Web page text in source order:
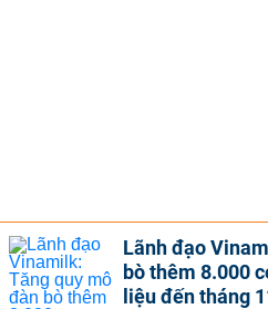
Lãnh đạo
bò thêm 8.000
liệu đến tháng